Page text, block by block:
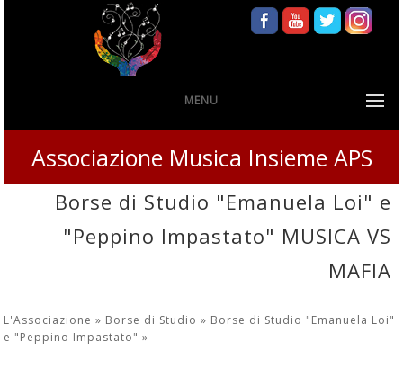
MENU
Associazione Musica Insieme APS
Borse di Studio "Emanuela Loi" e
"Peppino Impastato" MUSICA VS
MAFIA
L'Associazione » Borse di Studio » Borse di Studio "Emanuela Loi"
e "Peppino Impastato"»